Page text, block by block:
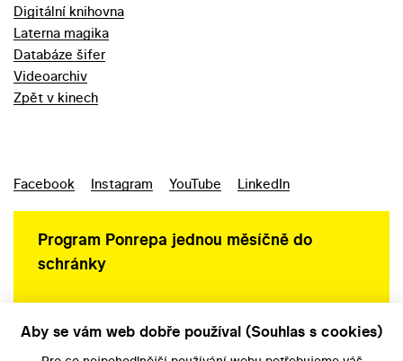
Digitální knihovna
Laterna magika
Databáze šifer
Videoarchiv
Zpět v kinech
Facebook Instagram YouTube LinkedIn
Program Ponrepa jednou měsíčně do
schránky
Aby se vám web dobře používal (Souhlas s cookies)